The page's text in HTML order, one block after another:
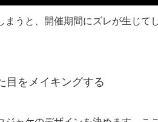
うと、開催期間にズレが生じて
目をメイキングする